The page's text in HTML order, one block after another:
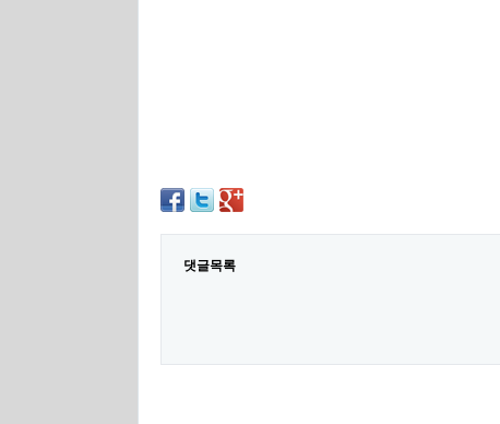
댓글목록